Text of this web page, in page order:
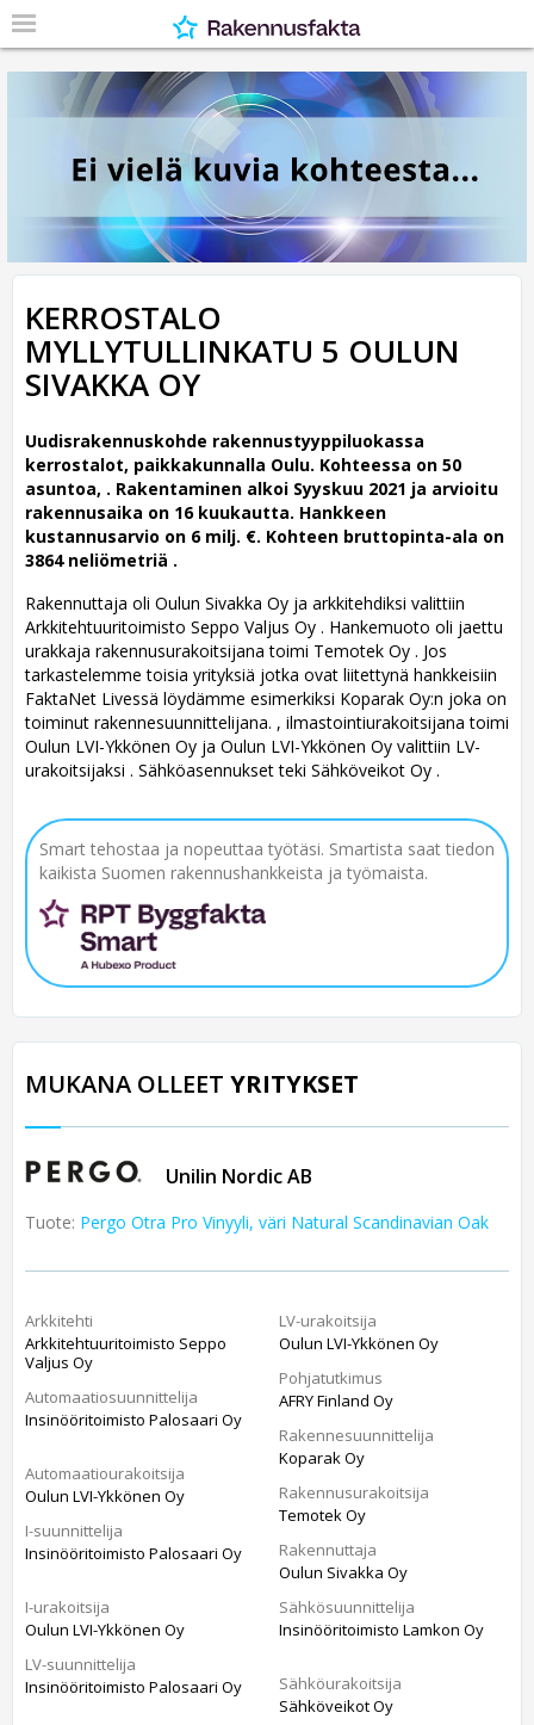
KERROSTALO
MYLLYTULLINKATU 5 OULUN
SIVAKKA OY
Uudisrakennuskohde rakennustyyppiluokassa
kerrostalot, paikkakunnalla Oulu. Kohteessa on 50
asuntoa, . Rakentaminen alkoi Syyskuu 2021 ja arvioitu
rakennusaika on 16 kuukautta. Hankkeen
kustannusarvio on 6 milj. €. Kohteen bruttopinta-ala on
3864 neliömetriä .
Rakennuttaja oli Oulun Sivakka Oy ja arkkitehdiksi valittiin
Arkkitehtuuritoimisto Seppo Valjus Oy . Hankemuoto oli jaettu
urakkaja rakennusurakoitsijana toimi Temotek Oy . Jos
tarkastelemme toisia yrityksiä jotka ovat liitettynä hankkeisiin
FaktaNet Livessä löydämme esimerkiksi Koparak Oy:n joka on
toiminut rakennesuunnittelijana. , ilmastointiurakoitsijana toimi
Oulun LVI-Ykkönen Oy ja Oulun LVI-Ykkönen Oy valittiin LV-
urakoitsijaksi . Sähköasennukset teki Sähköveikot Oy .
Smart tehostaa ja nopeuttaa työtäsi. Smartista saat tiedon
kaikista Suomen rakennushankkeista ja työmaista.
MUKANA OLLEET YRITYKSET
Unilin Nordic AB
Tuote: Pergo Otra Pro Vinyyli, väri Natural Scandinavian Oak
Arkkitehti
Arkkitehtuuritoimisto Seppo
Valjus Oy
Automaatiosuunnittelija
Insinööritoimisto Palosaari Oy
Automaatiourakoitsija
Oulun LVI-Ykkönen Oy
I-suunnittelija
Insinööritoimisto Palosaari Oy
I-urakoitsija
Oulun LVI-Ykkönen Oy
LV-suunnittelija
Insinööritoimisto Palosaari Oy
LV-urakoitsija
Oulun LVI-Ykkönen Oy
Pohjatutkimus
AFRY Finland Oy
Rakennesuunnittelija
Koparak Oy
Rakennusurakoitsija
Temotek Oy
Rakennuttaja
Oulun Sivakka Oy
Sähkösuunnittelija
Insinööritoimisto Lamkon Oy
Sähköurakoitsija
Sähköveikot Oy